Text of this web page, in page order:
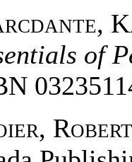
of
Robert